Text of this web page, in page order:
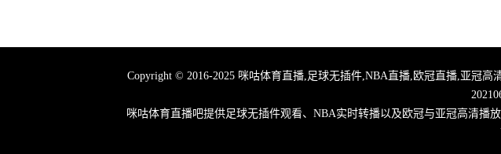
Copyright © 2016-2025 咪咕体育直播,足球无插件,NBA直播,欧冠直播,亚冠
咪咕体育直播吧提供足球无插件观看、NBA实时转播以及欧冠与亚冠高清播